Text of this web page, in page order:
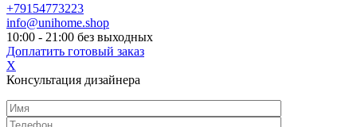
+79154773223
info@unihome.shop
10:00 - 21:00 без выходных
Доплатить готовый заказ
X
Консультация дизайнера